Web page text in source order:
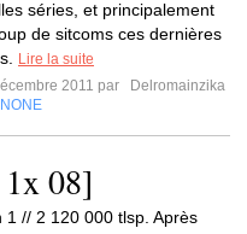
séries, et principalement
de sitcoms ces dernières
Lire la suite
2011 par
Delromainzika
NONE
08]
1 // 2 120 000 tlsp. Après